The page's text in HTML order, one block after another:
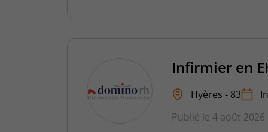
Infirmier en
Hyères - 83
Publié le 4 août 2026